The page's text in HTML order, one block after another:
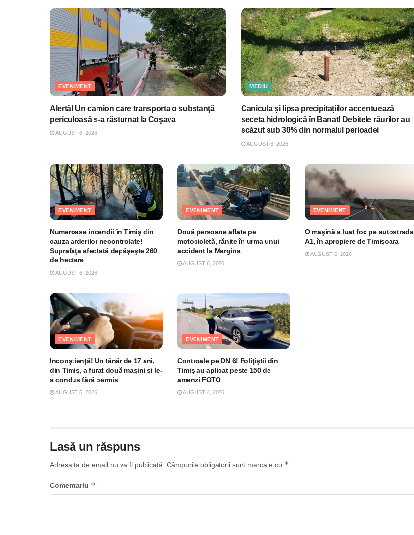
EVENIMENT
Alertă! Un camion care transporta o substanţă
periculoasă s-a răsturnat la Coşava
AUGUST 6, 2026
MEDIU
Canicula și lipsa precipitațiilor accentuează
seceta hidrologică în Banat! Debitele râurilor au
scăzut sub 30% din normalul perioadei
AUGUST 6, 2026
EVENIMENT
Numeroase incendii în Timiş din
cauza arderilor necontrolate!
Suprafaţa afectată depăşeşte 260
de hectare
AUGUST 6, 2026
EVENIMENT
Două persoane aflate pe
motocicletă, rănite în urma unui
accident la Margina
AUGUST 6, 2026
EVENIMENT
O maşină a luat foc pe autostrada
A1, în apropiere de Timişoara
AUGUST 6, 2026
EVENIMENT
Inconştienţă! Un tânăr de 17 ani,
din Timiş, a furat două maşini şi le-
a condus fără permis
AUGUST 5, 2026
EVENIMENT
Controale pe DN 6! Poliţiştii din
Timiş au aplicat peste 150 de
amenzi FOTO
AUGUST 4, 2026
Lasă un răspuns
Adresa ta de email nu va fi publicată. Câmpurile obligatorii sunt marcate cu *
Comentariu *